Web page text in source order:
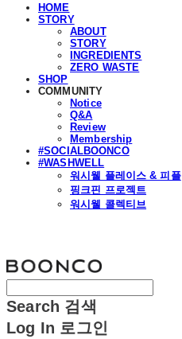
HOME
STORY
ABOUT
STORY
INGREDIENTS
ZERO WASTE
SHOP
COMMUNITY
Notice
Q&A
Review
Membership
#SOCIALBOONCO
#WASHWELL
워시웰 플레이스 & 피플
핑크핀 프로젝트
워시웰 콜렉티브
Search 검색
Log In 로그인